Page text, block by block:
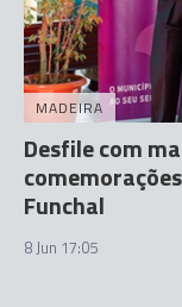
MADEIRA
Desfile com
Funchal
8 Jun 17:05